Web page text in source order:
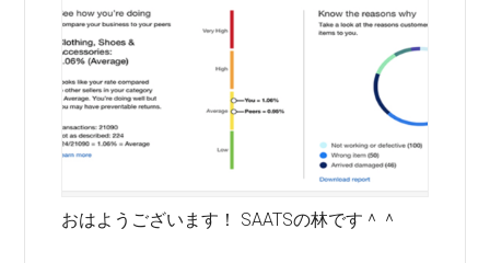
おはようございます！ SAATSの林です＾＾